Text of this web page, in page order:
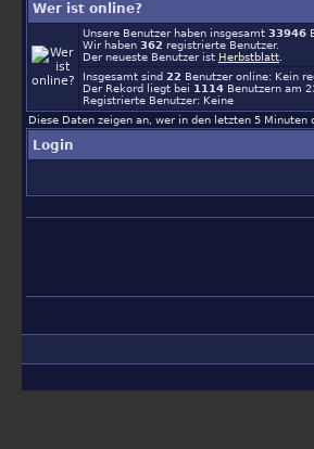
Wer ist online?
Unsere Benutzer haben insgesamt 33946
Wir haben 362 registrierte Benutzer.
Der neueste Benutzer ist Herbstblatt
Insgesamt sind 22 Benutzer online: Kein
Der Rekord liegt bei 1114 Benutzern am
Registrierte Benutzer: Keine
Diese Daten zeigen an, wer in den letzten 5 Minuten
Login